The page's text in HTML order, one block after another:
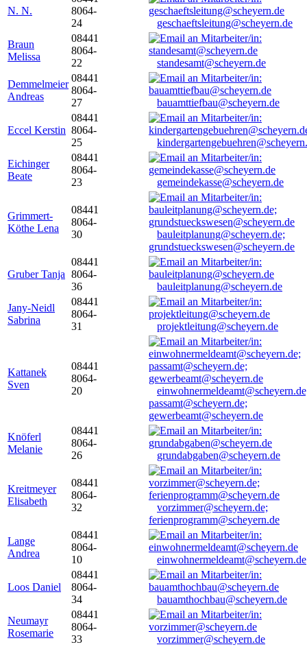
N. N.
8064-
24
geschaeftsleitung@scheyern.de
Braun
Melissa
08441
8064-
22
standesamt@scheyern.de
Demmelmeier
Andreas
08441
8064-
27
bauamttiefbau@scheyern.de
Eccel Kerstin
08441
8064-
25
Eichinger
Beate
08441
8064-
23
gemeindekasse@scheyern.de
Grimmert-
Köthe Lena
08441
8064-
30
bauleitplanung@scheyern.de;
grundstueckswesen@scheyern.de
Gruber Tanja
08441
8064-
36
bauleitplanung@scheyern.de
Jany-Neidl
Sabrina
08441
8064-
31
projektleitung@scheyern.de
Kattanek
Sven
08441
8064-
20
passamt@scheyern.de;
gewerbeamt@scheyern.de
Knöferl
Melanie
08441
8064-
26
grundabgaben@scheyern.de
Kreitmeyer
Elisabeth
08441
8064-
32
vorzimmer@scheyern.de;
ferienprogramm@scheyern.de
Lange
Andrea
08441
8064-
10
einwohnermeldeamt@scheyern.de
Loos Daniel
08441
8064-
34
bauamthochbau@scheyern.de
Neumayr
Rosemarie
08441
8064-
33
vorzimmer@scheyern.de